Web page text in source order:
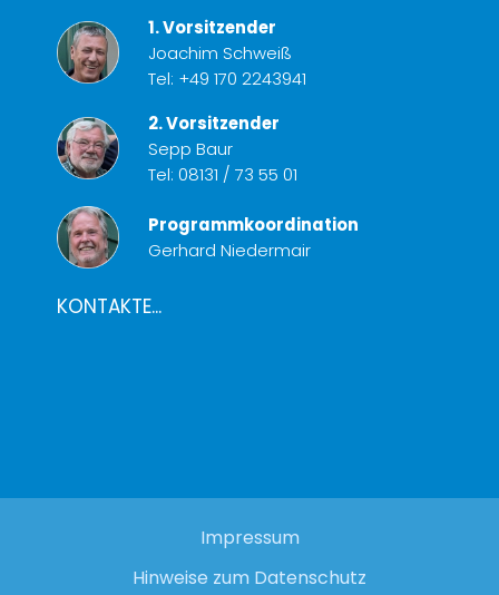
1. Vorsitzender
Joachim Schweiß
Tel: +49 170 2243941
2. Vorsitzender
Sepp Baur
Tel: 08131 / 73 55 01
Programmkoordination
Gerhard Niedermair
KONTAKTE...
Impressum
Hinweise zum Datenschutz